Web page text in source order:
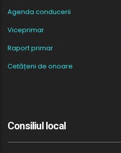
Agenda conducerii
Viceprimar
Raport primar
Cetățeni de onoare
Consiliul local